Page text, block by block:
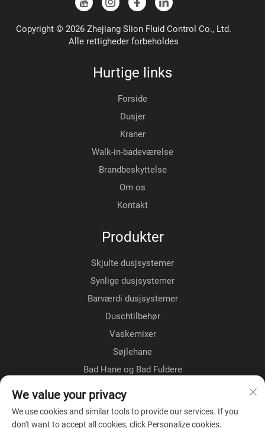
Copyright © 2026 Zhejiang Slion Fluid Control Co., Ltd.
Alle rettigheder forbeholdes
Hurtige links
Forside
Dusjer
Kraner
Walk-in-badeværelse
Brandbeskyttelse
Om os
Kontakt
Produkter
Skjulte dusjsystemer
Synlige dusjsystemer
Barværdi dusjsystemer
Duschtilbehør
Vaskemixer
Søjlehane
Bad Hane og Bad Fuldere
Gulvestående kraner
Køkkenkraner
We value your privacy
We use cookies and similar tools to provide our services. If you
don't want to accept all cookies, click Personalize cookies.